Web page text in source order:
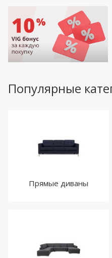
Популярные
Прямые диваны